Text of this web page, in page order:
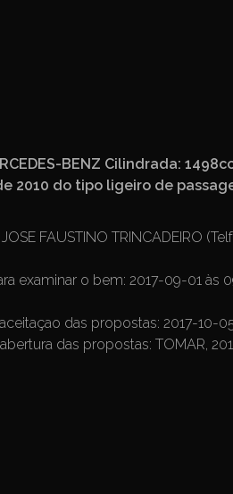
BENZ Cilindrada:
2010 do tipo ligeiro de
FAUSTINO TRINCADEIRO
examinar o bem: 2017-09-01 às
das propostas: 2017-10-
das propostas: TOMAR,